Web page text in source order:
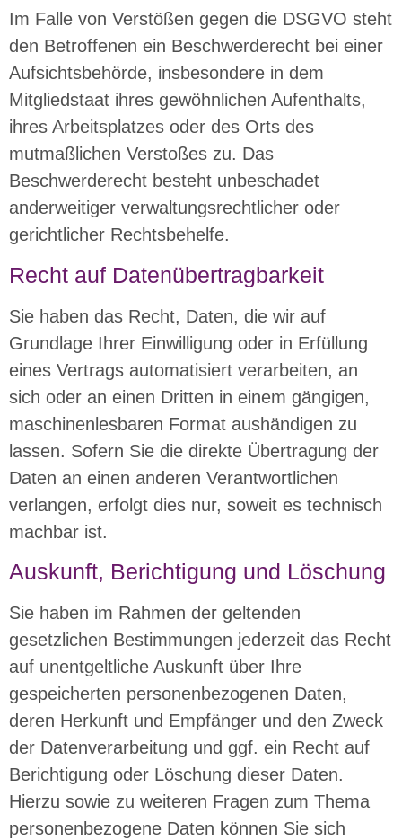
Im Falle von Verstößen gegen die DSGVO steht
den Betroffenen ein Beschwerderecht bei einer
Aufsichtsbehörde, insbesondere in dem
Mitgliedstaat ihres gewöhnlichen Aufenthalts,
ihres Arbeitsplatzes oder des Orts des
mutmaßlichen Verstoßes zu. Das
Beschwerderecht besteht unbeschadet
anderweitiger verwaltungsrechtlicher oder
gerichtlicher Rechtsbehelfe.
Recht auf Daten­übertrag­barkeit
Sie haben das Recht, Daten, die wir auf
Grundlage Ihrer Einwilligung oder in Erfüllung
eines Vertrags automatisiert verarbeiten, an
sich oder an einen Dritten in einem gängigen,
maschinenlesbaren Format aushändigen zu
lassen. Sofern Sie die direkte Übertragung der
Daten an einen anderen Verantwortlichen
verlangen, erfolgt dies nur, soweit es technisch
machbar ist.
Auskunft, Berichtigung und Löschung
Sie haben im Rahmen der geltenden
gesetzlichen Bestimmungen jederzeit das Recht
auf unentgeltliche Auskunft über Ihre
gespeicherten personenbezogenen Daten,
deren Herkunft und Empfänger und den Zweck
der Datenverarbeitung und ggf. ein Recht auf
Berichtigung oder Löschung dieser Daten.
Hierzu sowie zu weiteren Fragen zum Thema
personenbezogene Daten können Sie sich